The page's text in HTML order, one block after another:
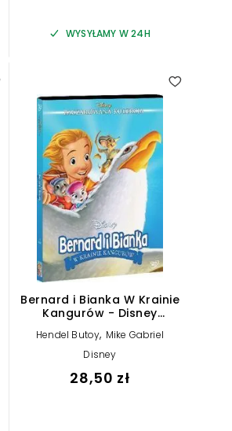
WYSYŁAMY W 24H
Bernard i Bianka W Krainie
Kangurów - Disney
Hendel Butoy, Mike Gabriel
Disney
28,50 zł